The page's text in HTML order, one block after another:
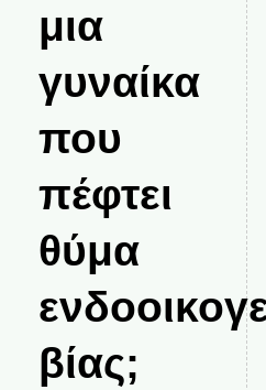
μια
γυναίκα
που
πέφτει
θύμα
βίας;